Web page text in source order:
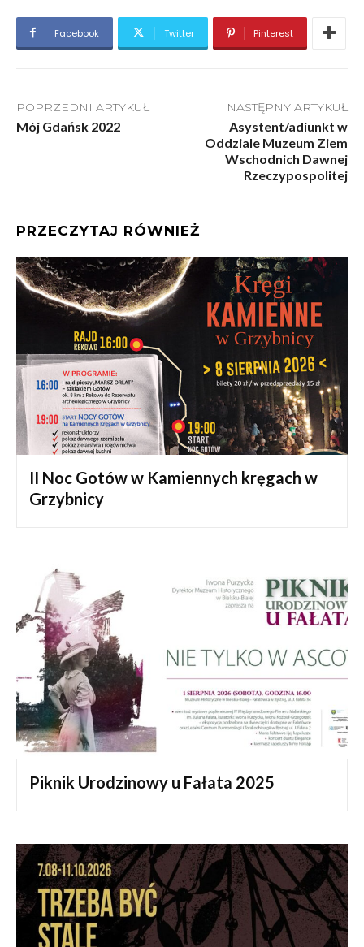
Facebook Twitter Pinterest
POPRZEDNI ARTYKUŁ
Mój Gdańsk 2022
NASTĘPNY ARTYKUŁ
Asystent/adiunkt w
Oddziale Muzeum Ziem
Wschodnich Dawnej
Rzeczypospolitej
PRZECZYTAJ RÓWNIEŻ
II Noc Gotów w Kamiennych kręgach w
Grzybnicy
Piknik Urodzinowy u Fałata 2025